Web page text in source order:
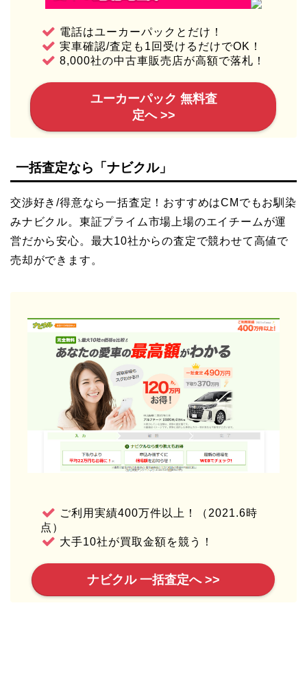
電話はユーカーパックとだけ！
実車確認/査定も1回受けるだけでOK！
8,000社の中古車販売店が高額で落札！
ユーカーパック 無料査
定へ >>
一括査定なら「ナビクル」
交渉好き/得意なら一括査定！おすすめはCMでもお馴染
みナビクル。東証プライム市場上場のエイチームが運
営だから安心。最大10社からの査定で競わせて高値で
売却ができます。
ご利用実績400万件以上！（2021.6時
点）
大手10社が買取金額を競う！
ナビクル 一括査定へ >>